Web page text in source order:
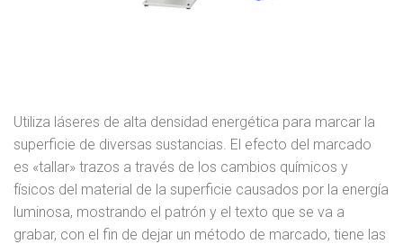
Utiliza láseres de alta densidad energética para marcar la
superficie de diversas sustancias. El efecto del marcado
es «tallar» trazos a través de los cambios químicos y
físicos del material de la superficie causados por la energía
luminosa, mostrando el patrón y el texto que se va a
grabar, con el fin de dejar un método de marcado, tiene las